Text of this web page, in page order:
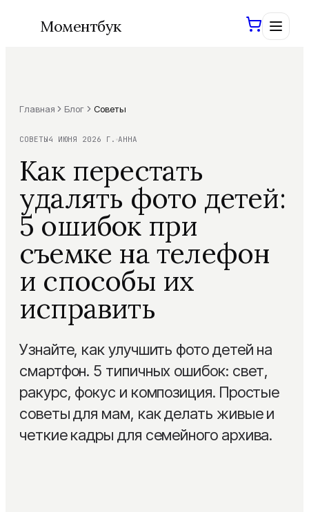
Моментбук
Сохраним ваши проекты
Создать книгу
Фотокниги
Все фотокниги
Свадебная
Детская
Семейная
Из путешествий
На годовщину свадьбы
Шаблоны
AI-инструменты
Сертификаты
Блог
Помощь
Главная Блог Советы
СОВЕТЫ4 ИЮНЯ 2026 Г. АННА
Как перестать
удалять фото детей:
5 ошибок при
съемке на телефон
и способы их
исправить
Узнайте, как улучшить фото детей на
смартфон. 5 типичных ошибок: свет,
ракурс, фокус и композиция. Простые
советы для мам, как делать живые и
четкие кадры для семейного архива.